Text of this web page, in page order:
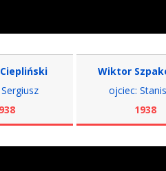
Wiktor Szpakowski
ojciec: Stanisław